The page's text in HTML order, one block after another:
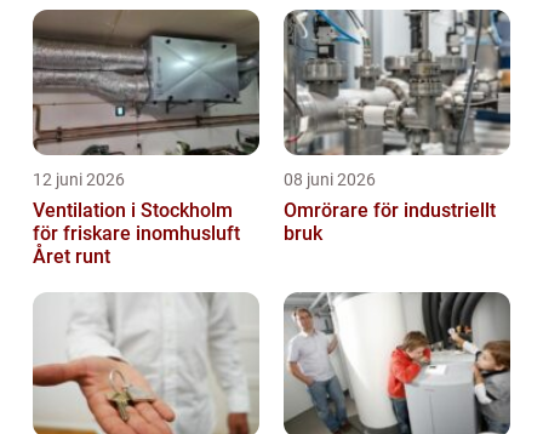
12 juni 2026
Ventilation i Stockholm
för friskare inomhusluft
Året runt
08 juni 2026
Omrörare för industriellt
bruk